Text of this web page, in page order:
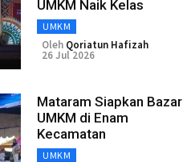
UMKM Naik Kelas
UMKM
Oleh Qoriatun Hafizah
26 Jul 2026
Mataram Siapkan Bazar
UMKM di Enam
Kecamatan
UMKM